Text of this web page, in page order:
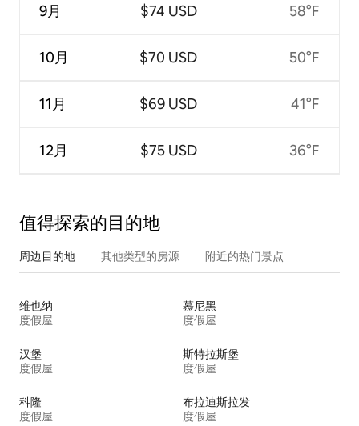
9月
10月
11月
12月
$74 USD
$70 USD
$69 USD
$75 USD
58°F
50°F
41°F
36°F
值得探索的目的地
周边目的地 其他类型的房源 附近的热门景点
维也纳
度假屋
慕尼黑
度假屋
汉堡
度假屋
斯特拉斯堡
度假屋
科隆
度假屋
布拉迪斯拉发
度假屋